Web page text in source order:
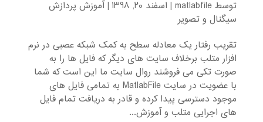
توسطmatlabfile
| اسفند 20, 1398 |آموزش پردازش
سیگنال و تصویر
تقریب رفتار یک معادله سطح به کمک شبکه عصبی در نرم
افزار متلب برخلاف سایت های دیگر که فایل ها را به
صورت تکی می فروشند روال سایت ما این است که شما
با عضویت در سایت MatlabFile به تمامی فایل های
موجود دسترسی پیدا کرده و قادر به دریافت تمام فایل
های اجرایی متلب و آموزش...